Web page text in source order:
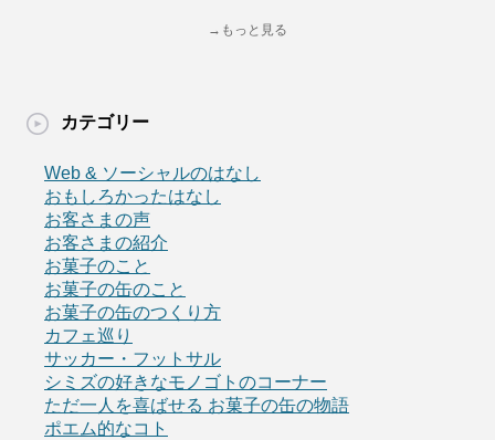
→もっと見る
カテゴリー
Web & ソーシャルのはなし
おもしろかったはなし
お客さまの声
お客さまの紹介
お菓子のこと
お菓子の缶のこと
お菓子の缶のつくり方
カフェ巡り
サッカー・フットサル
シミズの好きなモノゴトのコーナー
ただ一人を喜ばせる お菓子の缶の物語
ポエム的なコト